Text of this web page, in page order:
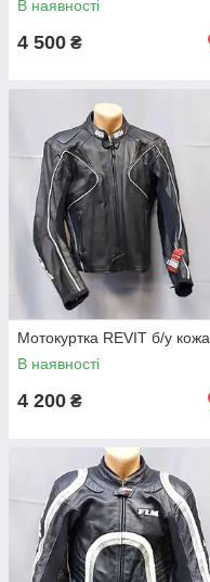
В наявності
4 500 ₴
Мотокуртка REVIT б/у кожа
В наявності
4 200 ₴